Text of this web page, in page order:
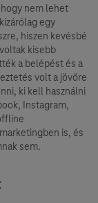
nem lehet
egy
hiszen kevésbé
kisebb
a belépést és a
volt a jövőre
ki kell használni
Instagram,
is, és
sem.